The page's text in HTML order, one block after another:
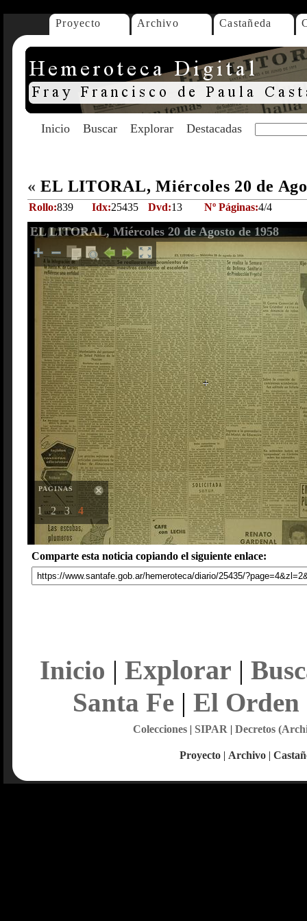
Proyecto Archivo Castañeda
Inicio Buscar Explorar Destacadas
« EL LITORAL, Miércoles 20 de
Rollo:839 Idx:25435 Dvd:13 Nº Páginas:4/4
EL LITORAL, Miércoles 20 de Agosto de 1958
PAGINAS
1 2 3 4
Comparte esta noticia copiando el siguiente enlace:
Inicio | Explorar |
Santa Fe| El Orden
Colecciones| SIPAR | Decretos
Proyecto | Archivo |